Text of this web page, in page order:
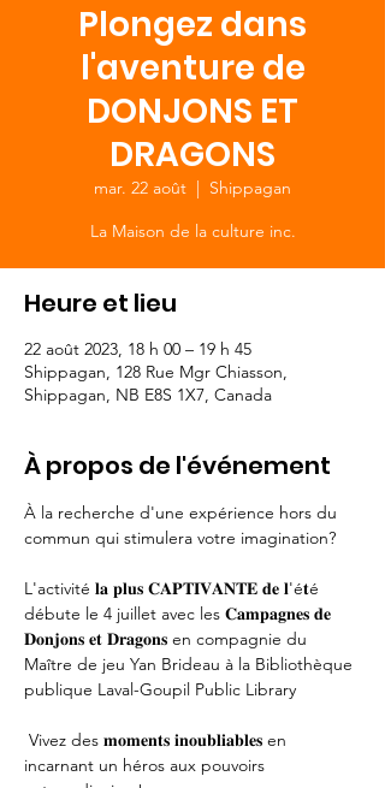
Plongez dans
l'aventure de
DONJONS ET
DRAGONS
mar. 22 août
  |
Shippagan
La Maison de la culture inc.
Heure et lieu
22 août 2023, 18 h 00 – 19 h 45
Shippagan, 128 Rue Mgr Chiasson,
Shippagan, NB E8S 1X7, Canada
À propos de l'événement
À la recherche d'une expérience hors du
commun qui stimulera votre imagination?
L'activité 𝐥𝐚 𝐩𝐥𝐮𝐬 𝐂𝐀𝐏𝐓𝐈𝐕𝐀𝐍𝐓𝐄 𝐝𝐞 𝐥'é𝐭é
débute le 4 juillet avec les 𝐂𝐚𝐦𝐩𝐚𝐠𝐧𝐞𝐬 𝐝𝐞
𝐃𝐨𝐧𝐣𝐨𝐧𝐬 𝐞𝐭 𝐃𝐫𝐚𝐠𝐨𝐧𝐬 en compagnie du
Maître de jeu Yan Brideau à la Bibliothèque
publique Laval-Goupil Public Library
incarnant un héros aux pouvoirs